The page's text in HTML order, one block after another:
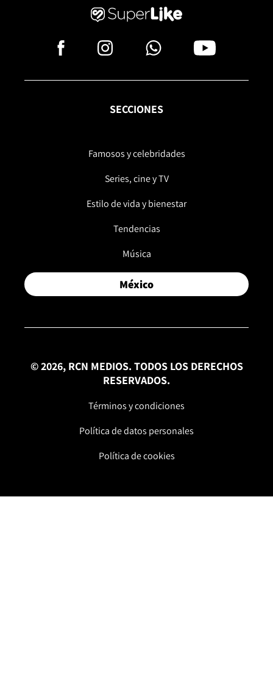
SECCIONES
Famosos y celebridades
Series, cine y TV
Estilo de vida y bienestar
Tendencias
Música
México
© 2026, RCN MEDIOS. TODOS LOS DERECHOS
RESERVADOS.
Términos y condiciones
Política de datos personales
Política de cookies